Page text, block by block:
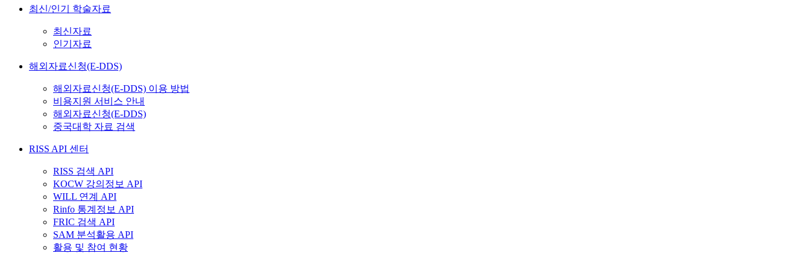
최신/인기 학술자료
최신자료
인기자료
해외자료신청(E-DDS)
해외자료신청(E-DDS) 이용 방법
비용지원 서비스 안내
해외자료신청(E-DDS)
중국대학 자료 검색
RISS API 센터
RISS 검색 API
KOCW 강의정보 API
WILL 연계 API
Rinfo 통계정보 API
FRIC 검색 API
SAM 분석활용 API
활용 및 참여 현황